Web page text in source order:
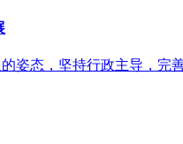
姿态，坚持行政主导，